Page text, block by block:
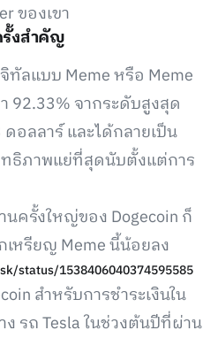
ของเขา
รั้งสำคัญ
ทัลแบบ Meme หรือ Meme
92.33% จากระดับสูงสุด
อลลาร์ และได้กลายเป็น
ธิภาพแย่ที่สุดนับตั้งแต่การ
นครั้งใหญ่ของ Dogecoin ก็
เหรียญ Meme นี้น้อยลง
status/1538406040374595585
สำหรับการชำระเงินใน
รถ Tesla ในช่วงต้นปีที่ผ่าน